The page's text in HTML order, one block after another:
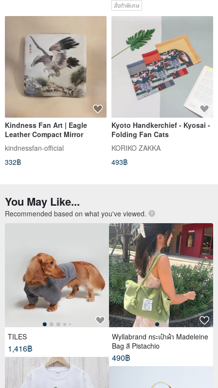
สั่งทำพิเศษ
Kindness Fan Art | Eagle
Leather Compact Mirror
kindnessfan-official
332฿
Kyoto Handkerchief - Kyosai -
Folding Fan Cats
KORIKO ZAKKA
493฿
You May Like...
Recommended based on what you've viewed.
TILES
1,416฿
Wyllabrand กระเป๋าผ้า Madeleine
Bag สี Pistachio
490฿